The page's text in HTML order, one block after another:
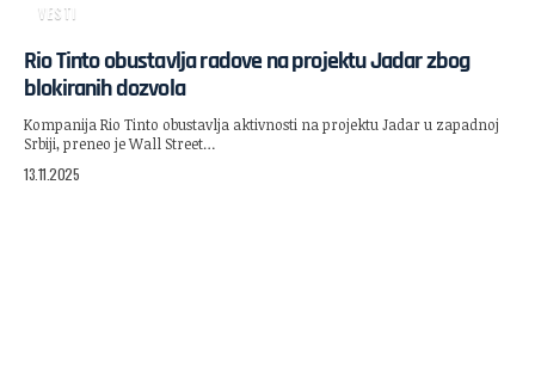
VESTI
Rio Tinto obustavlja radove na projektu Jadar zbog
blokiranih dozvola
Kompanija Rio Tinto obustavlja aktivnosti na projektu Jadar u zapadnoj
Srbiji, preneo je Wall Street…
13.11.2025